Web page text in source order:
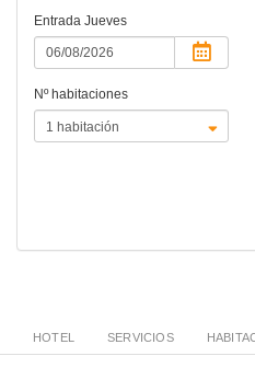
Entrada Jueves
Nº habitaciones
HOTEL SERVICIOS